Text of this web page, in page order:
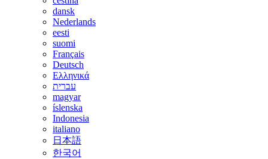
dansk
Nederlands
eesti
suomi
Français
Deutsch
Ελληνικά
עברית
magyar
íslenska
Indonesia
italiano
日本語
한국어